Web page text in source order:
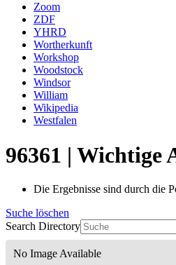
Zoom
ZDF
YHRD
Wortherkunft
Workshop
Woodstock
Windsor
William
Wikipedia
Westfalen
96361 | Wichtige
Die Ergebnisse sind durch die
Suche löschen
Search Directory
No Image Available